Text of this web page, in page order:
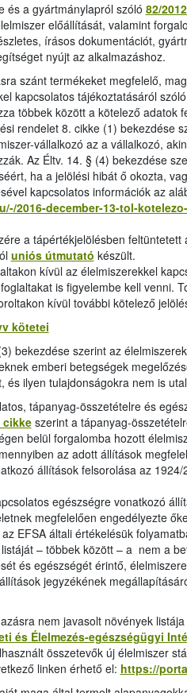
és a gyártmánylapról szóló 82/
előállítását, valamint
írásos dokumentációt,
nyújt az alkalmazáshoz.
szánt termékeket megfelelő,
kapcsolatos tájékoztatásáról szóló
többek között a kötelező adatok
rendelet 8. cikke (1) bekezdése
vállalkozó az a vállalkozó,
Az Éltv. 14. § (4) bekezdése
ha a jelölési hibát ő okozta,
kapcsolatos információk az
2016-december-13-tol-
a tápértékjelölésben feltüntetett
uniós útmutató készült.
kívül az élelmiszerekkel
is figyelembe kell venni.
kívül további kötelező
kötetei
bekezdése szerint az
emberi betegségek
és ilyen tulajdonságokra nem is
tápanyag-összetételre és
cikkeszerint a tápanyag-
belül forgalomba hozott
az adott állítások
állítások felsorolása az
egészségre vonatkozó
megfelelően engedélyezte
EFSA általi értékelésük
– többek között – a nem a
és egészségét érintő,
jegyzékének
nem javasolt növények
és Élelmezés-egészségügyi
összetevők új élelmiszer
linken érhető el: https://